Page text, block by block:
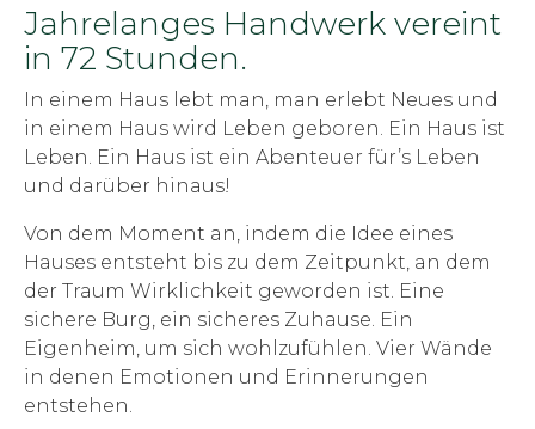
Jahrelanges Handwerk vereint
in 72 Stunden.
In einem Haus lebt man, man erlebt Neues und
in einem Haus wird Leben geboren. Ein Haus ist
Leben. Ein Haus ist ein Abenteuer für’s Leben
und darüber hinaus!
Von dem Moment an, indem die Idee eines
Hauses entsteht bis zu dem Zeitpunkt, an dem
der Traum Wirklichkeit geworden ist. Eine
sichere Burg, ein sicheres Zuhause. Ein
Eigenheim, um sich wohlzufühlen. Vier Wände
in denen Emotionen und Erinnerungen
entstehen.